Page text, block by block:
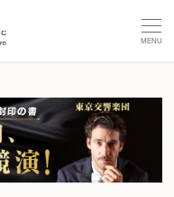
MENU